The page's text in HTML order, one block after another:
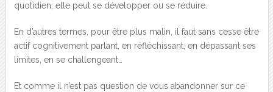
quotidien, elle peut se développer ou se réduire.
En d’autres termes, pour être plus malin, il faut sans cesse être
actif cognitivement parlant, en réfléchissant, en dépassant ses
limites, en se challengeant…
Et comme il n’est pas question de vous abandonner sur ce